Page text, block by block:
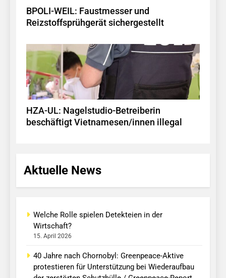
BPOLI-WEIL: Faustmesser und
Reizstoffsprühgerät sichergestellt
HZA-UL: Nagelstudio-Betreiberin
beschäftigt Vietnamesen/innen illegal
Aktuelle News
Welche Rolle spielen Detekteien in der
Wirtschaft?
15. April 2026
40 Jahre nach Chornobyl: Greenpeace-Aktive
protestieren für Unterstützung bei Wiederaufbau